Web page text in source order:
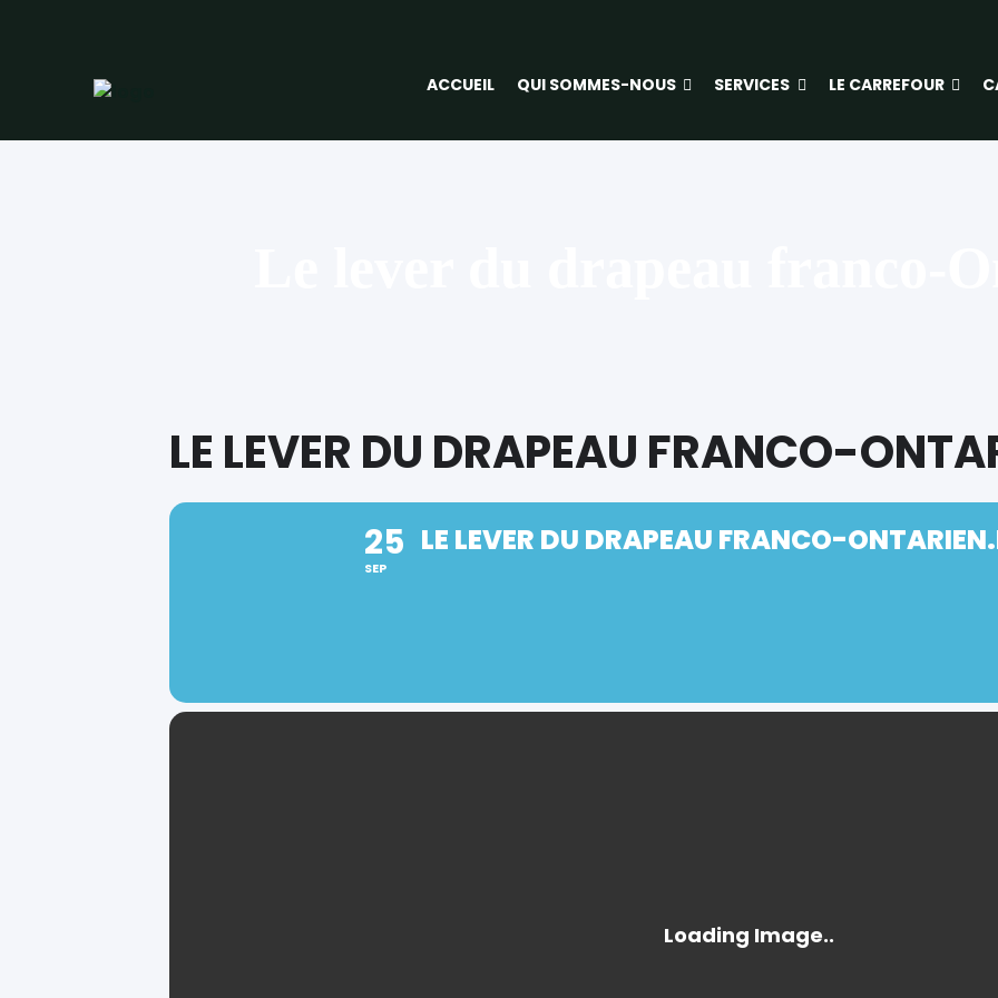
ACCUEIL QUI SOMMES-NOUS SERVICES LE CARREFOUR
LE LEVER DU DRAPEAU FRANCO-
25
SEP
LE LEVER DU DRAPEAU FRANCO-